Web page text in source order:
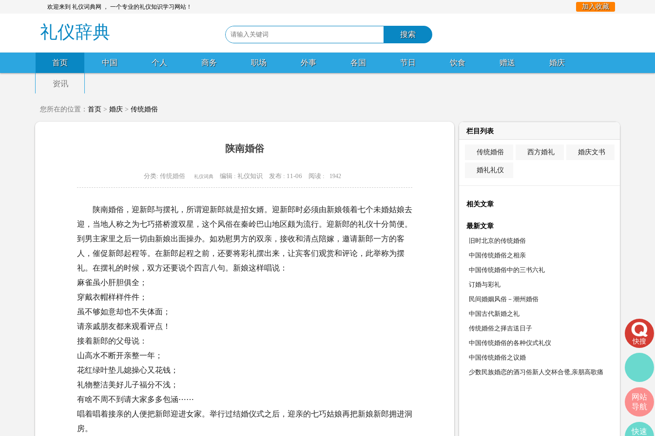
欢迎来到 礼仪词典网 ， 一个专业的礼仪知识学习网站！ 加入收藏
礼仪辞典
首页 中国 个人 商务 职场 外事 各国 节日 饮食 赠送 婚庆
资讯
您所在的位置： 首页 > 婚庆 > 传统婚俗
陕南婚俗
分类: 传统婚俗 礼仪词典 编辑 : 礼仪知识 发布 : 11-06 阅读 : 1942
陕南婚俗，迎新郎与摆礼，所谓迎新郎就是招女婿。迎新郎时必须由新娘领着七个未婚姑娘去
迎，当地人称之为七巧搭桥渡双星，这个风俗在秦岭巴山地区颇为流行。迎新郎的礼仪十分简便。
到男主家里之后一切由新娘出面操办。如劝慰男方的双亲，接收和清点陪嫁，邀请新郎一方的客
人，催促新郎起程等。在新郎起程之前，还要将彩礼摆出来，让宾客们观赏和评论，此举称为摆
礼。在摆礼的时候，双方还要说个四言八句。新娘这样唱说：
麻雀虽小肝胆俱全；
穿戴衣帽样样件件；
虽不够如意却也不失体面；
请亲戚朋友都来观看评点！
接着新郎的父母说：
山高水不断开亲整一年；
花红绿叶垫儿媳操心又花钱；
礼物整洁美好儿子福分不浅；
有啥不周不到请大家多多包涵⋯⋯
唱着唱着接亲的人便把新郎迎进女家。举行过结婚仪式之后，迎亲的七巧姑娘再把新娘新郎拥进洞
房。
栏目列表
传统婚俗 西方婚礼 婚庆文书
婚礼礼仪
相关文章
最新文章
旧时北京的传统婚俗
中国传统婚俗之相亲
中国传统婚俗中的三书六礼
订婚与彩礼
民间婚姻风俗－潮州婚俗
中国古代新婚之礼
传统婚俗之择吉送日子
中国传统婚俗的各种仪式礼仪
中国传统婚俗之议婚
少数民族婚恋的酒习俗新人交杯合卺,亲朋高歌痛
快搜
网站
导航
快速